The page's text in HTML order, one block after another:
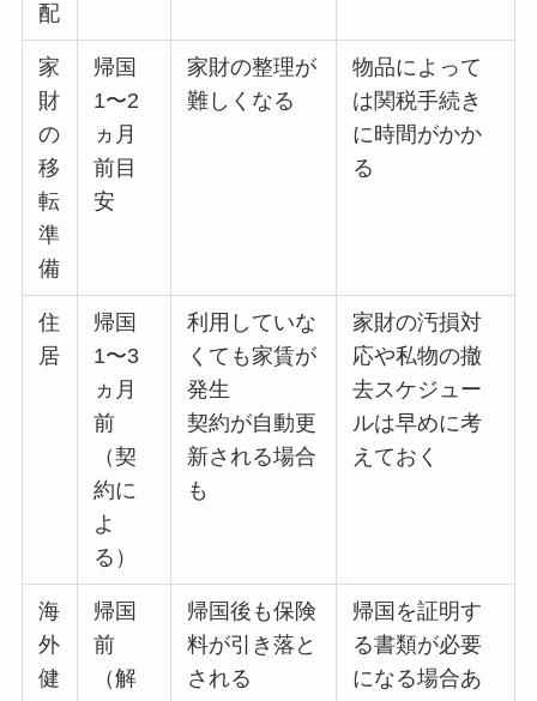
配
家
財
の
移
転
準
備
帰国
1〜2
ヵ月
前目
安
家財の整理が
難しくなる
物品によって
は関税手続き
に時間がかか
る
住
居
帰国
1〜3
ヵ月
前
（契
約に
よ
る）
利用していな
くても家賃が
発生
契約が自動更
新される場合
も
家財の汚損対
応や私物の撤
去スケジュー
ルは早めに考
えておく
海
外
健
帰国
前
（解
帰国後も保険
料が引き落と
される
帰国を証明す
る書類が必要
になる場合あ